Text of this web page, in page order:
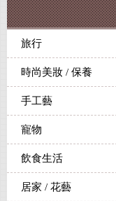
旅行
時尚美妝 / 保養
手工藝
寵物
飲食生活
居家 / 花藝